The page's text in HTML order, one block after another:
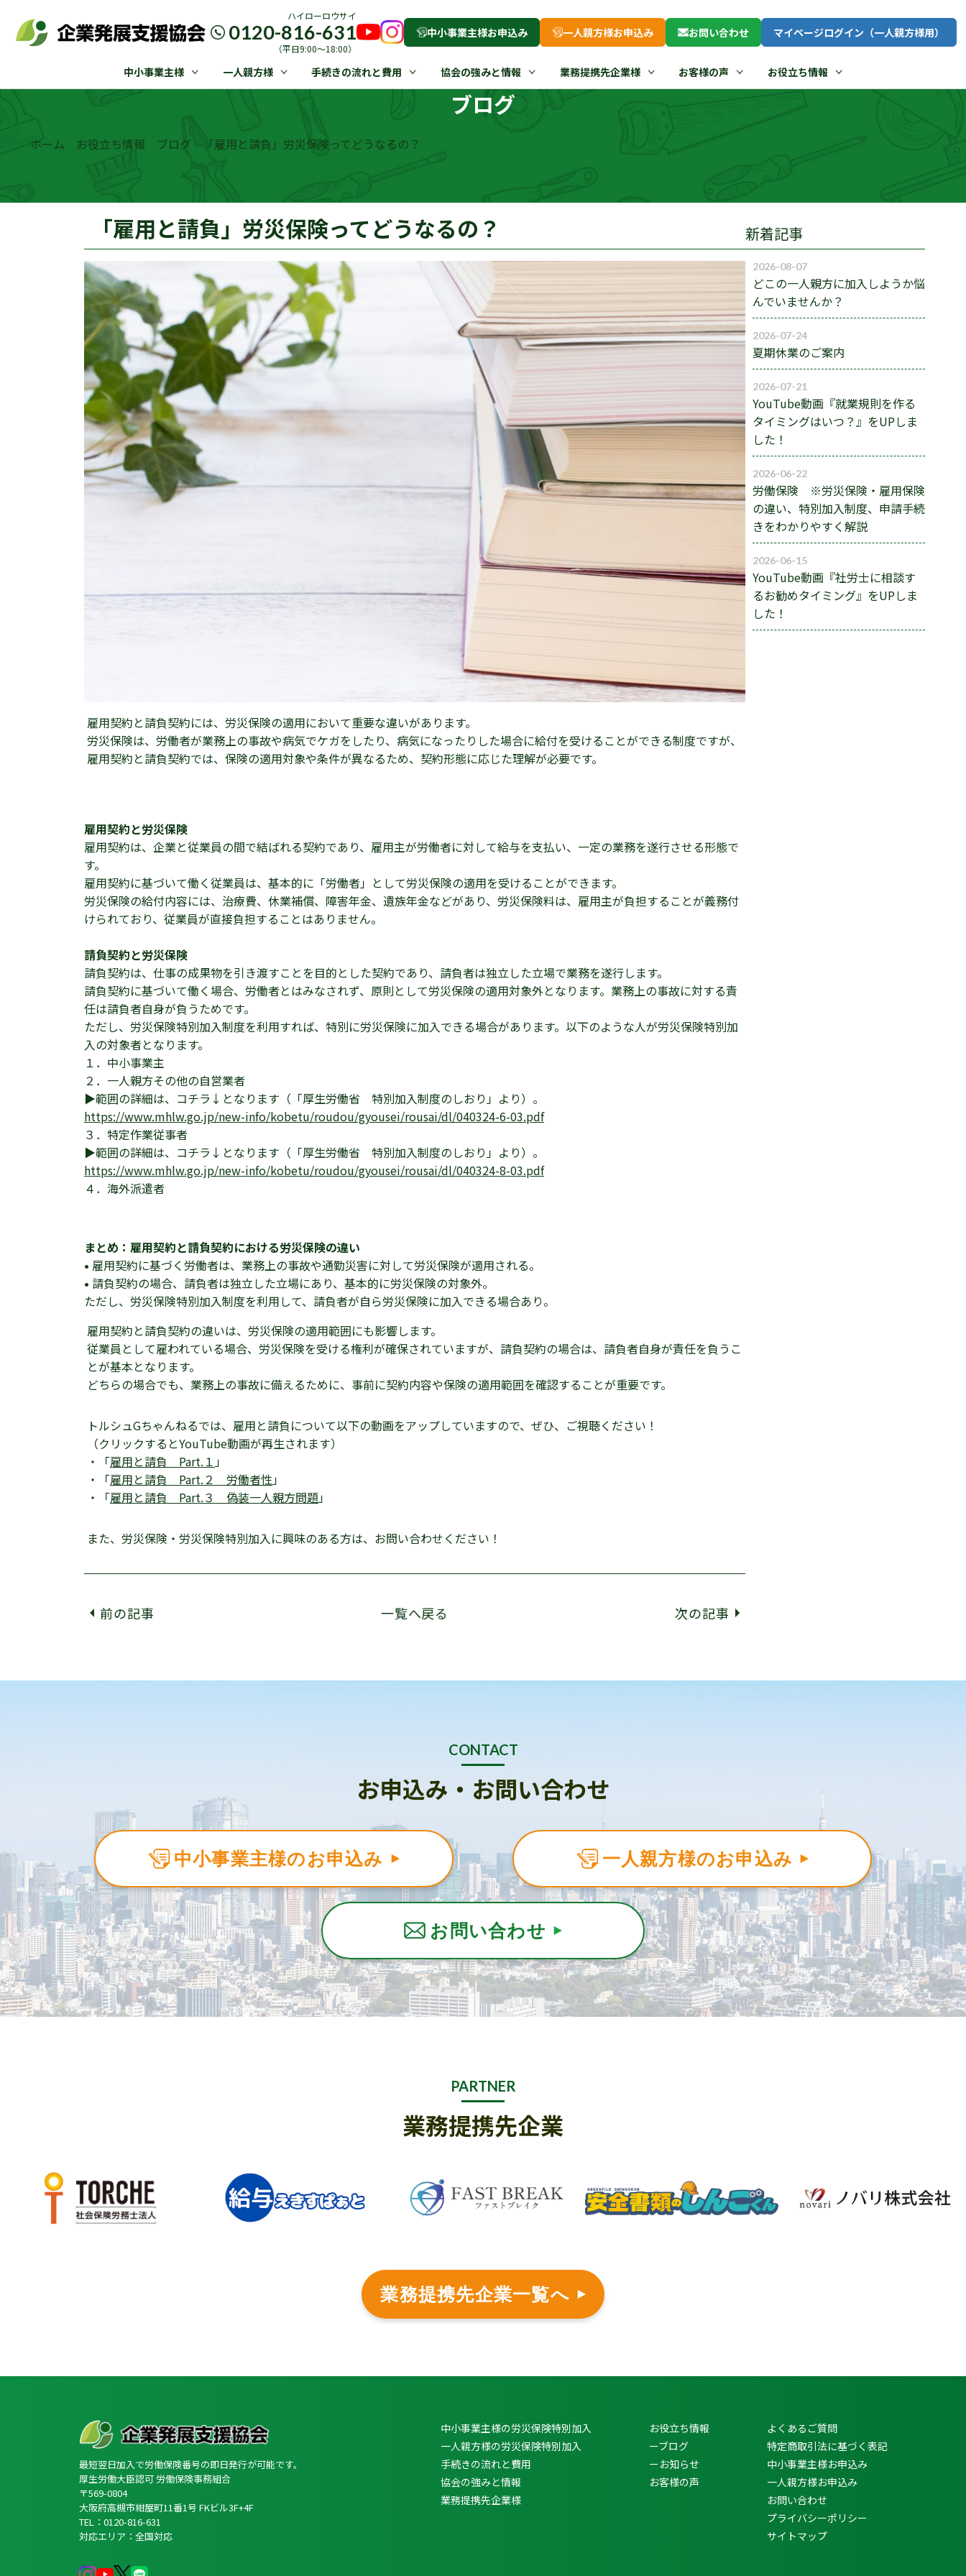
ハイローロウサイ
0120-816-631
（平日9:00〜18:00）
中小事業主様お申込み 一人親方様お申込み お問い合わせ マイページログイン（一人親方様用）
中小事業主様 一人親方様 手続きの流れと費用 協会の強みと情報 業務提携先企業様 お客様の声 お役立ち情報
ブログ
ホーム お役立ち情報 ブログ 「雇用と請負」労災保険ってどうなるの？
「雇用と請負」労災保険ってどうなるの？
雇用契約と請負契約には、労災保険の適用において重要な違いがあります。
労災保険は、労働者が業務上の事故や病気でケガをしたり、病気になったりした場合に給付を受けることができる制度ですが、
雇用契約と請負契約では、保険の適用対象や条件が異なるため、契約形態に応じた理解が必要です。
雇用契約と労災保険
雇用契約は、企業と従業員の間で結ばれる契約であり、雇用主が労働者に対して給与を支払い、一定の業務を遂行させる形態で
す。
雇用契約に基づいて働く従業員は、基本的に「労働者」として労災保険の適用を受けることができます。
労災保険の給付内容には、治療費、休業補償、障害年金、遺族年金などがあり、労災保険料は、雇用主が負担することが義務付
けられており、従業員が直接負担することはありません。
請負契約と労災保険
請負契約は、仕事の成果物を引き渡すことを目的とした契約であり、請負者は独立した立場で業務を遂行します。
請負契約に基づいて働く場合、労働者とはみなされず、原則として労災保険の適用対象外となります。業務上の事故に対する責
任は請負者自身が負うためです。
ただし、労災保険特別加入制度を利用すれば、特別に労災保険に加入できる場合があります。以下のような人が労災保険特別加
入の対象者となります。
１．中小事業主
２．一人親方その他の自営業者
▶範囲の詳細は、コチラ↓となります（「厚生労働省 特別加入制度のしおり」より）。
https://www.mhlw.go.jp/new-info/kobetu/roudou/gyousei/rousai/dl/040324-6-03.pdf
３．特定作業従事者
▶範囲の詳細は、コチラ↓となります（「厚生労働省 特別加入制度のしおり」より）。
https://www.mhlw.go.jp/new-info/kobetu/roudou/gyousei/rousai/dl/040324-8-03.pdf
４．海外派遣者
まとめ：雇用契約と請負契約における労災保険の違い
• 雇用契約に基づく労働者は、業務上の事故や通勤災害に対して労災保険が適用される。
• 請負契約の場合、請負者は独立した立場にあり、基本的に労災保険の対象外。
ただし、労災保険特別加入制度を利用して、請負者が自ら労災保険に加入できる場合あり。
雇用契約と請負契約の違いは、労災保険の適用範囲にも影響します。
従業員として雇われている場合、労災保険を受ける権利が確保されていますが、請負契約の場合は、請負者自身が責任を負うこ
とが基本となります。
どちらの場合でも、業務上の事故に備えるために、事前に契約内容や保険の適用範囲を確認することが重要です。
トルシュGちゃんねるでは、雇用と請負について以下の動画をアップしていますので、ぜひ、ご視聴ください！
（クリックするとYouTube動画が再生されます）
・「雇用と請負 Part.１ 」
・「雇用と請負 Part.２ 労働者性 」
・「雇用と請負 Part.３ 偽装一人親方問題」
また、労災保険・労災保険特別加入に興味のある方は、お問い合わせください！
前の記事 一覧へ戻る 次の記事
新着記事
2026-08-07
どこの一人親方に加入しようか悩
んでいませんか？
2026-07-24
夏期休業のご案内
2026-07-21
YouTube動画『就業規則を作る
タイミングはいつ？』をUPしま
した！
2026-06-22
労働保険 ※労災保険・雇用保険
の違い、特別加入制度、申請手続
きをわかりやすく解説
2026-06-15
YouTube動画『社労士に相談す
るお勧めタイミング』をUPしま
した！
CONTACT
お申込み・お問い合わせ
中小事業主様のお申込み 一人親方様のお申込み
お問い合わせ
PARTNER
業務提携先企業
業務提携先企業一覧へ
最短翌日加入で労働保険番号の即日発行が可能です。
厚生労働大臣認可 労働保険事務組合
〒569-0804
大阪府高槻市紺屋町11番1号 FKビル3F+4F
TEL：0120-816-631
対応エリア：全国対応
中小事業主様の労災保険特別加入
一人親方様の労災保険特別加入
手続きの流れと費用
協会の強みと情報
業務提携先企業様
お役立ち情報
ーブログ
ーお知らせ
お客様の声
よくあるご質問
特定商取引法に基づく表記
中小事業主様お申込み
一人親方様お申込み
お問い合わせ
プライバシーポリシー
サイトマップ